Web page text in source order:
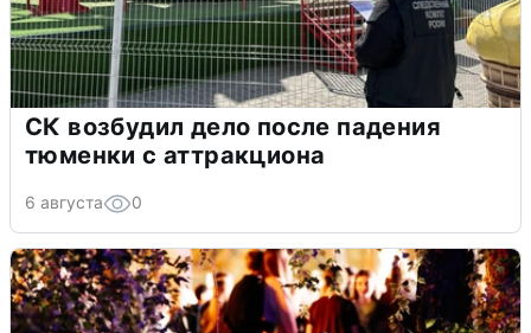
СК возбудил дело после падения
тюменки с аттракциона
6 августа 0